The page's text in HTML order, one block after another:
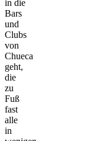
in die
Bars
und
Clubs
von
Chueca
geht,
die
zu
Fuß
fast
alle
in